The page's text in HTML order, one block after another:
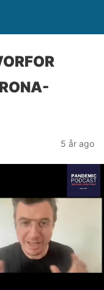
5 år ago